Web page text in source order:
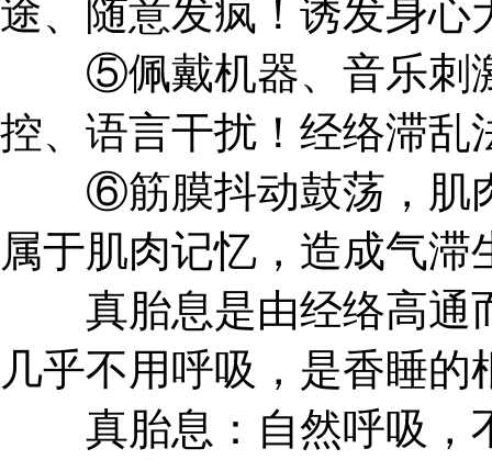
途、随意发疯！诱发身心
⑤佩戴机器、音乐刺激
控、语言干扰！经络滞乱
⑥筋膜抖动鼓荡，肌肉
属于肌肉记忆，造成气滞
真胎息是由经络高通
几乎不用呼吸，是香睡的
真胎息：自然呼吸，